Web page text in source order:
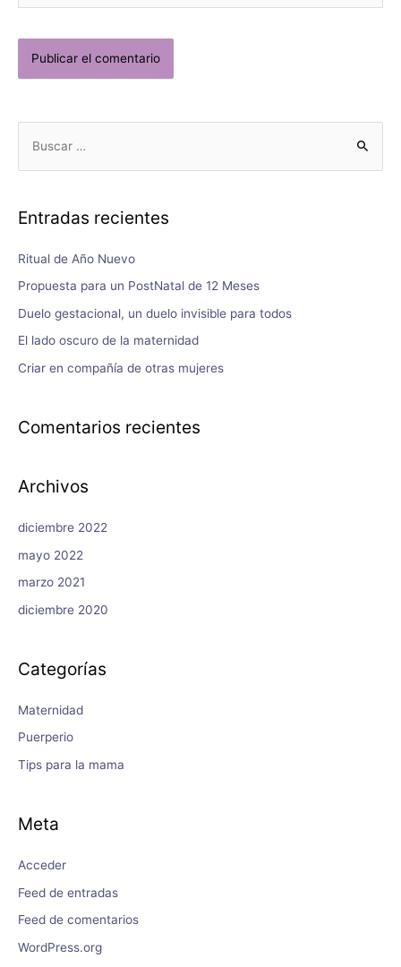
Entradas recientes
Ritual de Año Nuevo
Propuesta para un PostNatal de 12 Meses
Duelo gestacional, un duelo invisible para todos
El lado oscuro de la maternidad
Criar en compañía de otras mujeres
Comentarios recientes
Archivos
diciembre 2022
mayo 2022
marzo 2021
diciembre 2020
Categorías
Maternidad
Puerperio
Tips para la mama
Meta
Acceder
Feed de entradas
Feed de comentarios
WordPress.org